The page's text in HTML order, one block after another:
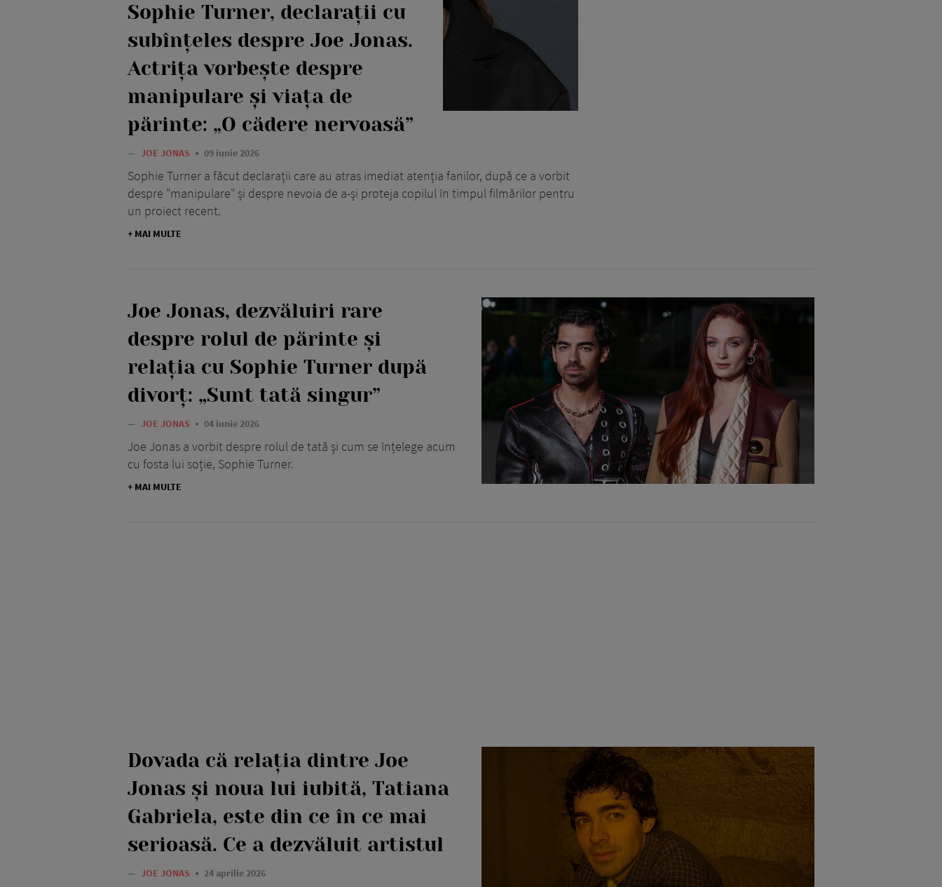
Sophie Turner, declarații cu
subînțeles despre Joe Jonas.
Actrița vorbește despre
manipulare și viața de
părinte: „O cădere nervoasă”
— JOE JONAS 09 iunie 2026
Sophie Turner a făcut declarații care au atras imediat atenția fanilor, după ce a vorbit
despre "manipulare" și despre nevoia de a-și proteja copilul în timpul filmărilor pentru
un proiect recent.
+ MAI MULTE
Joe Jonas, dezvăluiri rare
despre rolul de părinte și
relația cu Sophie Turner după
divorț: „Sunt tată singur”
— JOE JONAS 04 iunie 2026
Joe Jonas a vorbit despre rolul de tată și cum se înțelege acum
cu fosta lui soție, Sophie Turner.
+ MAI MULTE
Dovada că relația dintre Joe
Jonas și noua lui iubită, Tatiana
Gabriela, este din ce în ce mai
serioasă. Ce a dezvăluit artistul
— JOE JONAS 24 aprilie 2026